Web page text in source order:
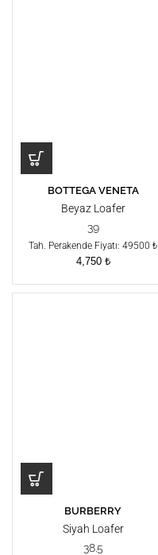
BOTTEGA VENETA
Beyaz Loafer
39
Tah. Perakende Fiyatı: 49500 ₺
4,750 ₺
BURBERRY
Siyah Loafer
38.5